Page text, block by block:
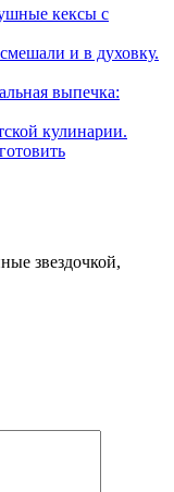
кексы с
и в духовку.
выпечка:
кулинарии.
звездочкой,